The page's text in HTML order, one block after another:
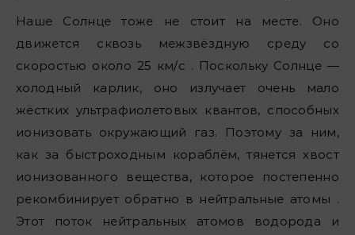
Наше Солнце тоже не стоит на месте. Оно
движется сквозь межзвёздную среду со
скоростью около 25 км/с . Поскольку Солнце —
холодный карлик, оно излучает очень мало
жёстких ультрафиолетовых квантов, способных
ионизовать окружающий газ. Поэтому за ним,
как за быстроходным кораблём, тянется хвост
ионизованного вещества, которое постепенно
рекомбинирует обратно в нейтральные атомы .
Этот поток нейтральных атомов водорода и